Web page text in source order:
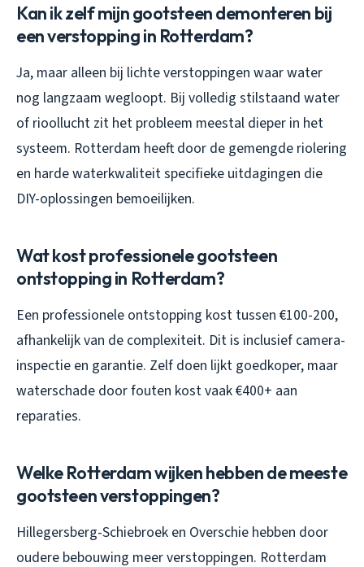
Kan ik zelf mijn gootsteen demonteren bij
een verstopping in Rotterdam?
Ja, maar alleen bij lichte verstoppingen waar water
nog langzaam wegloopt. Bij volledig stilstaand water
of rioollucht zit het probleem meestal dieper in het
systeem. Rotterdam heeft door de gemengde riolering
en harde waterkwaliteit specifieke uitdagingen die
DIY-oplossingen bemoeilijken.
Wat kost professionele gootsteen
ontstopping in Rotterdam?
Een professionele ontstopping kost tussen €100-200,
afhankelijk van de complexiteit. Dit is inclusief camera-
inspectie en garantie. Zelf doen lijkt goedkoper, maar
waterschade door fouten kost vaak €400+ aan
reparaties.
Welke Rotterdam wijken hebben de meeste
gootsteen verstoppingen?
Hillegersberg-Schiebroek en Overschie hebben door
oudere bebouwing meer verstoppingen. Rotterdam